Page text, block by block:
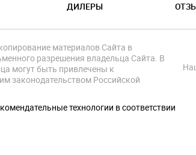
ДИЛЕРЫ
материалов Сайта в
разрешения владельца Сайта. В
могут быть привлечены к
законодательством Российской
технологии в соответствии